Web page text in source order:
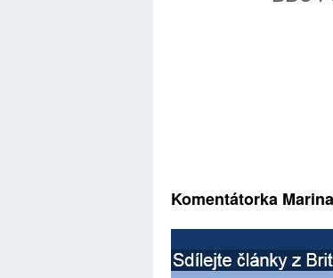
Komentátorka